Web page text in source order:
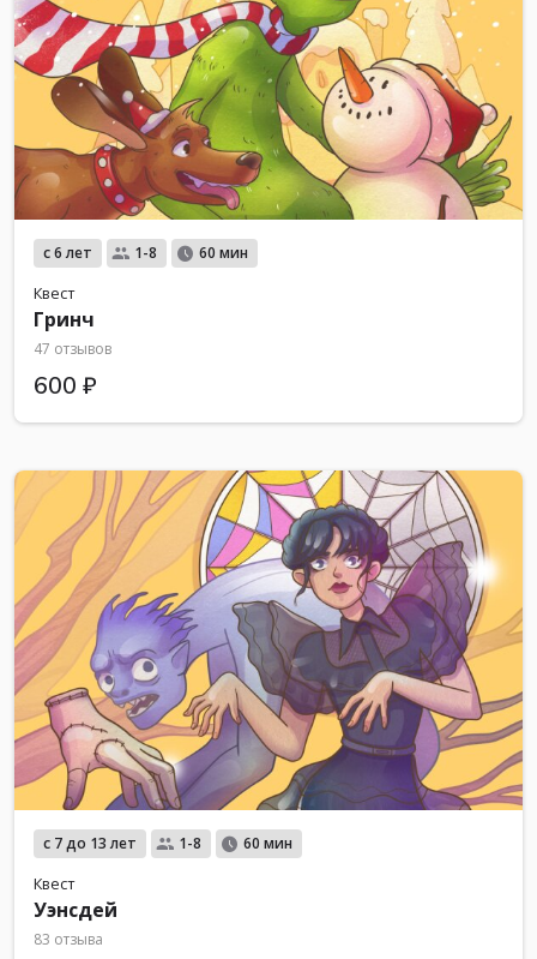
с 6 лет 1-8 60 мин
Квест
Гринч
47 отзывов
600 ₽
с 7 до 13 лет 1-8 60 мин
Квест
Уэнсдей
83 отзыва